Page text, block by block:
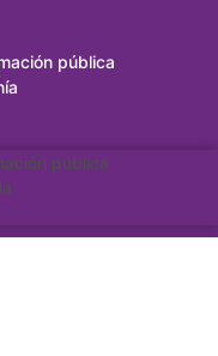
pública
pública